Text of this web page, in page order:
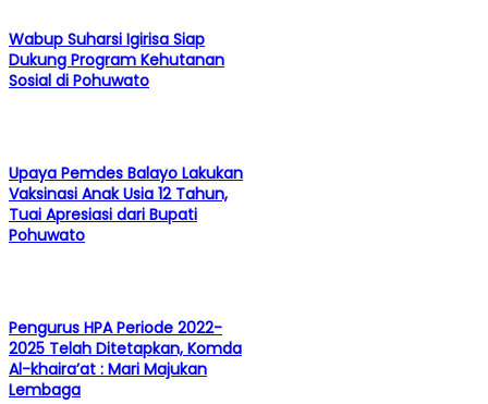
Wabup Suharsi Igirisa Siap
Dukung Program Kehutanan
Sosial di Pohuwato
Upaya Pemdes Balayo Lakukan
Vaksinasi Anak Usia 12 Tahun,
Tuai Apresiasi dari Bupati
Pohuwato
Pengurus HPA Periode 2022-
2025 Telah Ditetapkan, Komda
Al-khaira’at : Mari Majukan
Lembaga